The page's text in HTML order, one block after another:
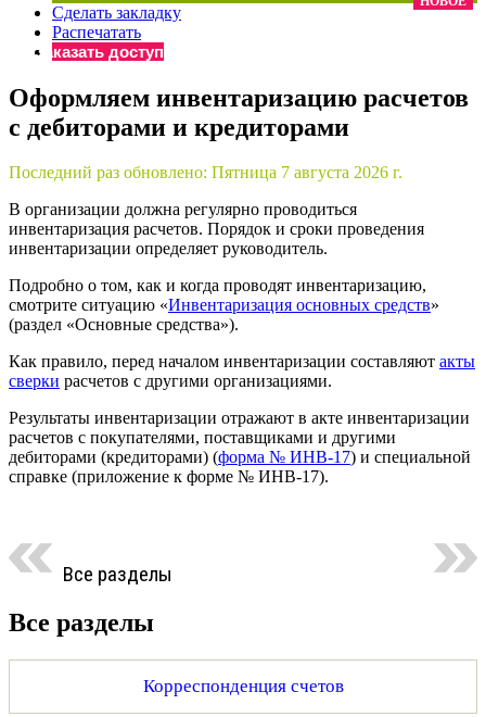
Бератор
«Практическая энциклопедия бухгалтера»
«Нормативные акты для бухгалтера»
Материалы электронного журнала
«Практическая бухгалтерия»
Онлайн-сервисы «Учетная политика» и «Алгоритмы для
Просто заполните форму, и мы вышлем вам на почту
Сделать закладку
Распечатать
Заказать доступ
Оформляем инвентаризацию расчетов
с дебиторами и кредиторами
Последний раз обновлено: Пятница 7 августа 2026 г.
В организации должна регулярно проводиться
инвентаризация расчетов. Порядок и сроки проведения
инвентаризации определяет руководитель.
Подробно о том, как и когда проводят инвентаризацию,
смотрите ситуацию «Инвентаризация основных средств»
(раздел «Основные средства»).
Как правило, перед началом инвентаризации составляют акты
сверки расчетов с другими организациями.
Результаты инвентаризации отражают в акте инвентаризации
расчетов с покупателями, поставщиками и другими
дебиторами (кредиторами) (форма № ИНВ-17) и специальной
справке (приложение к форме № ИНВ-17).
Все разделы
Все разделы
Корреспонденция счетов